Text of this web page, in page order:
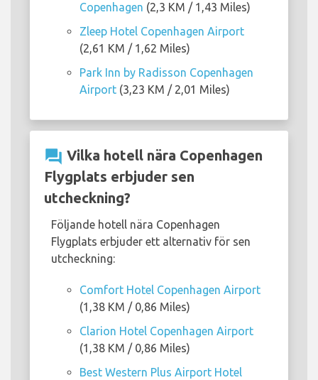
Copenhagen (2,3 KM / 1,43 Miles)
Zleep Hotel Copenhagen Airport
(2,61 KM / 1,62 Miles)
Park Inn by Radisson Copenhagen
Airport (3,23 KM / 2,01 Miles)
question_answer Vilka hotell nära Copenhagen
Flygplats erbjuder sen
utcheckning?
Följande hotell nära Copenhagen
Flygplats erbjuder ett alternativ för sen
utcheckning:
Comfort Hotel Copenhagen Airport
(1,38 KM / 0,86 Miles)
Clarion Hotel Copenhagen Airport
(1,38 KM / 0,86 Miles)
Best Western Plus Airport Hotel